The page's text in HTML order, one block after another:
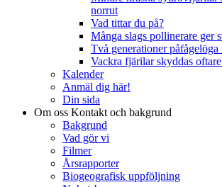
norrut
Vad tittar du på?
Många slags pollinerare ger
Två generationer
Vackra fjärilar skyddas
Kalender
Anmäl dig här!
Din sida
Om oss Kontakt och bakgrund
Bakgrund
Vad gör vi
Filmer
Årsrapporter
Biogeografisk uppföljning